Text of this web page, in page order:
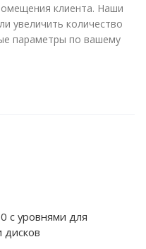
клиента. Наши
увеличить количество
параметры по вашему
с уровнями для
дисков